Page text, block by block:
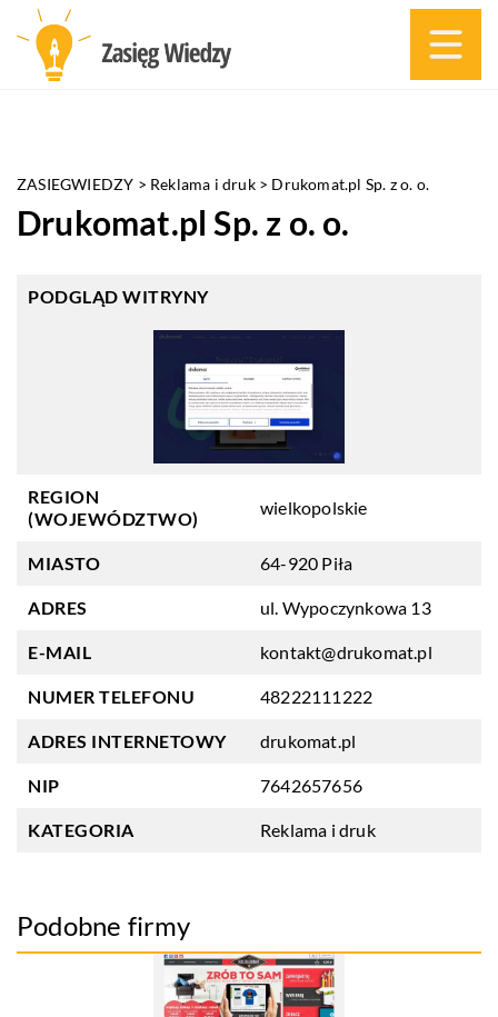
ZASIEGWIEDZY > Reklama i druk> Drukomat.pl Sp. z o. o.
Drukomat.pl Sp. z o. o.
PODGLĄD WITRYNY
REGION
(WOJEWÓDZTWO)
wielkopolskie
MIASTO 64-920 Piła
ADRES ul. Wypoczynkowa 13
E-MAIL kontakt@drukomat.pl
NUMER TELEFONU 48222111222
ADRES INTERNETOWY drukomat.pl
NIP 7642657656
KATEGORIA Reklama i druk
Podobne firmy